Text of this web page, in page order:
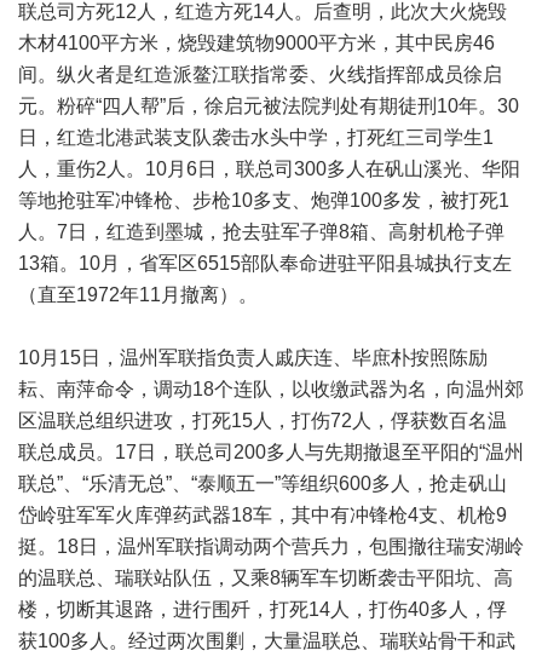
联总司方死12人，红造方死14人。后查明，此次大火烧毁
木材4100平方米，烧毁建筑物9000平方米，其中民房46
间。纵火者是红造派鳌江联指常委、火线指挥部成员徐启
元。粉碎“四人帮”后，徐启元被法院判处有期徒刑10年。30
日，红造北港武装支队袭击水头中学，打死红三司学生1
人，重伤2人。10月6日，联总司300多人在矾山溪光、华阳
等地抢驻军冲锋枪、步枪10多支、炮弹100多发，被打死1
人。7日，红造到墨城，抢去驻军子弹8箱、高射机枪子弹
13箱。10月，省军区6515部队奉命进驻平阳县城执行支左
（直至1972年11月撤离）。
10月15日，温州军联指负责人戚庆连、毕庶朴按照陈励
耘、南萍命令，调动18个连队，以收缴武器为名，向温州郊
区温联总组织进攻，打死15人，打伤72人，俘获数百名温
联总成员。17日，联总司200多人与先期撤退至平阳的“温州
联总”、“乐清无总”、“泰顺五一”等组织600多人，抢走矾山
岱岭驻军军火库弹药武器18车，其中有冲锋枪4支、机枪9
挺。18日，温州军联指调动两个营兵力，包围撤往瑞安湖岭
的温联总、瑞联站队伍，又乘8辆军车切断袭击平阳坑、高
楼，切断其退路，进行围歼，打死14人，打伤40多人，俘
获100多人。经过两次围剿，大量温联总、瑞联站骨干和武